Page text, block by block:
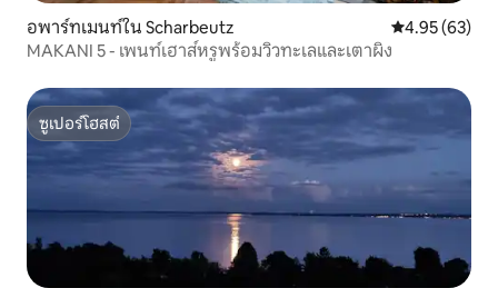
อพาร์ทเมนท์ใน Scharbeutz คะแนนเฉลี่ย
4.95 (63)
MAKANI 5 - เพนท์เฮาส์หรูพร้อมวิวทะเลและเตาผิง
ซูเปอร์โฮสต์
ซูเปอร์โฮสต์